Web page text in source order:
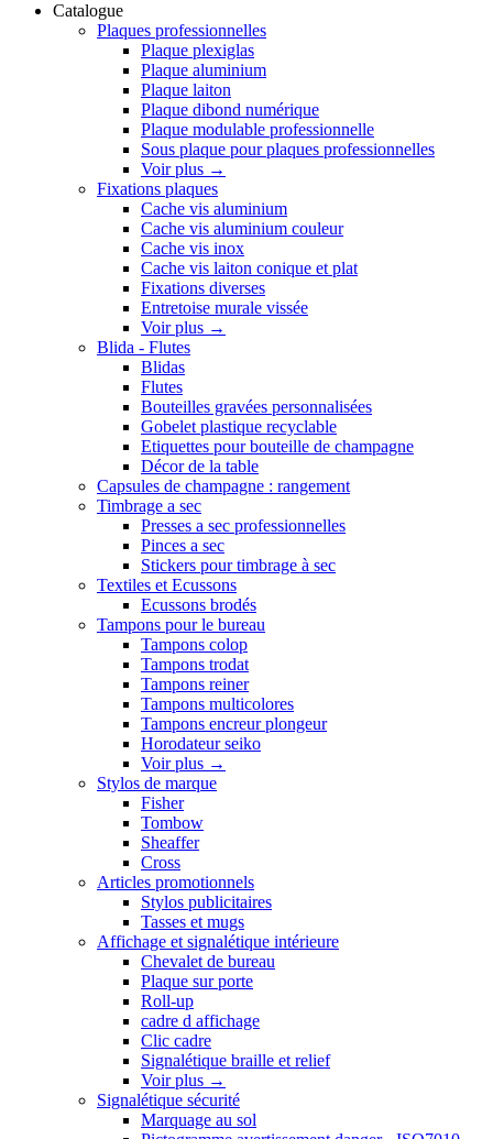
Catalogue
Plaques professionnelles
Plaque plexiglas
Plaque aluminium
Plaque laiton
Plaque dibond numérique
Plaque modulable professionnelle
Sous plaque pour plaques professionnelles
Voir plus →
Fixations plaques
Cache vis aluminium
Cache vis aluminium couleur
Cache vis inox
Cache vis laiton conique et plat
Fixations diverses
Entretoise murale vissée
Voir plus →
Blida - Flutes
Blidas
Flutes
Bouteilles gravées personnalisées
Gobelet plastique recyclable
Etiquettes pour bouteille de champagne
Décor de la table
Capsules de champagne : rangement
Timbrage a sec
Presses a sec professionnelles
Pinces a sec
Stickers pour timbrage à sec
Textiles et Ecussons
Ecussons brodés
Tampons pour le bureau
Tampons colop
Tampons trodat
Tampons reiner
Tampons multicolores
Tampons encreur plongeur
Horodateur seiko
Voir plus →
Stylos de marque
Fisher
Tombow
Sheaffer
Cross
Articles promotionnels
Stylos publicitaires
Tasses et mugs
Affichage et signalétique intérieure
Chevalet de bureau
Plaque sur porte
Roll-up
cadre d affichage
Clic cadre
Signalétique braille et relief
Voir plus →
Signalétique sécurité
Marquage au sol